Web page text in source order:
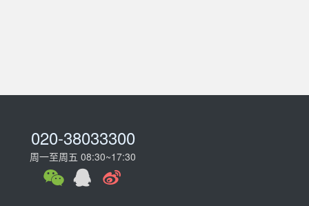
020-38033300
周一至周五 08:30~17:30